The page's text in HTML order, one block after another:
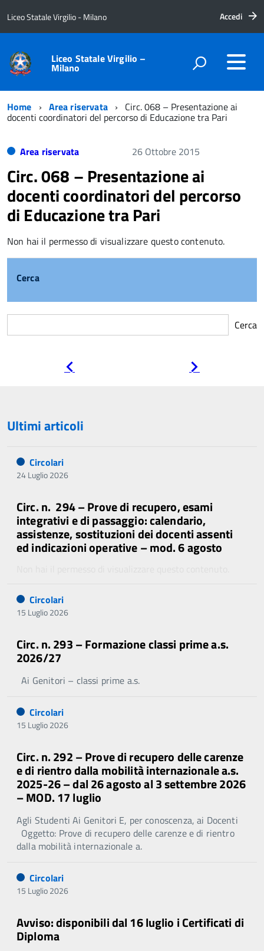
Liceo Statale Virgilio - Milano Accedi
Liceo Statale Virgilio –
Milano
Home Area riservata Circ. 068 – Presentazione ai
docenti coordinatori del percorso di Educazione tra Pari
Area riservata 26 Ottobre 2015
Circ. 068 – Presentazione ai
docenti coordinatori del percorso
di Educazione tra Pari
Non hai il permesso di visualizzare questo contenuto.
Cerca
Cerca
Ultimi articoli
Circolari
24 Luglio 2026
Circ. n. 294 – Prove di recupero, esami
integrativi e di passaggio: calendario,
assistenze, sostituzioni dei docenti assenti
ed indicazioni operative – mod. 6 agosto
Circolari
15 Luglio 2026
Circ. n. 293 – Formazione classi prime a.s.
2026/27
Ai Genitori – classi prime a.s.
Circolari
15 Luglio 2026
Circ. n. 292 – Prove di recupero delle carenze
e di rientro dalla mobilità internazionale a.s.
2025-26 – dal 26 agosto al 3 settembre 2026
– MOD. 17 luglio
Agli Studenti Ai Genitori E, per conoscenza, ai Docenti
Oggetto: Prove di recupero delle carenze e di rientro
dalla mobilità internazionale a.
Circolari
15 Luglio 2026
Avviso: disponibili dal 16 luglio i Certificati di
Diploma